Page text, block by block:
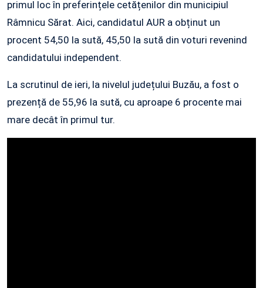
primul loc în preferințele cetățenilor din municipiul
Râmnicu Sărat. Aici, candidatul AUR a obținut un
procent 54,50 la sută, 45,50 la sută din voturi revenind
candidatului independent.
La scrutinul de ieri, la nivelul județului Buzău, a fost o
prezență de 55,96 la sută, cu aproape 6 procente mai
mare decât în primul tur.